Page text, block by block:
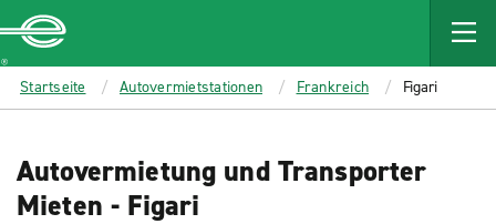
MAIN
CONTENT
Enterprise
Startseite Autovermietstationen Frankreich Figari
Autovermietung und Transporter
Mieten - Figari